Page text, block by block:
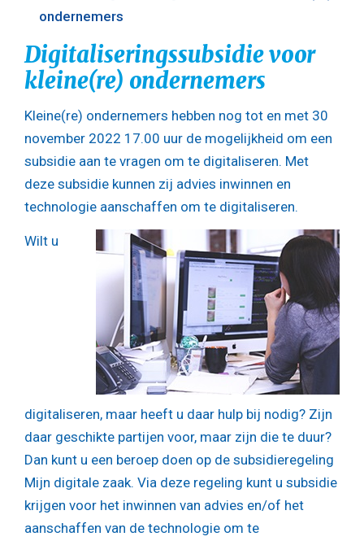
ondernemers
Digitaliseringssubsidie voor
kleine(re) ondernemers
Kleine(re) ondernemers hebben nog tot en met 30
november 2022 17.00 uur de mogelijkheid om een
subsidie aan te vragen om te digitaliseren. Met
deze subsidie kunnen zij advies inwinnen en
technologie aanschaffen om te digitaliseren.
Wilt u
digitaliseren, maar heeft u daar hulp bij nodig? Zijn
daar geschikte partijen voor, maar zijn die te duur?
Dan kunt u een beroep doen op de subsidieregeling
Mijn digitale zaak. Via deze regeling kunt u subsidie
krijgen voor het inwinnen van advies en/of het
aanschaffen van de technologie om te